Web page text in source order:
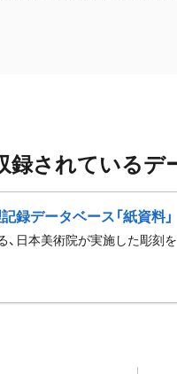
録されているデ
録データベース「紙資料」
日本美術院が実施した彫刻